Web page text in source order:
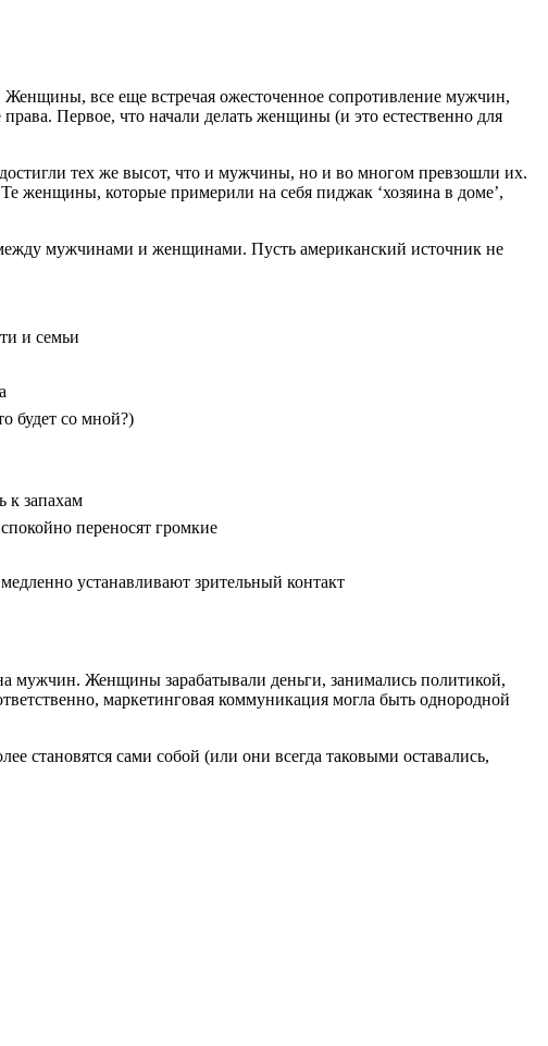
Женщины, все еще встречая ожесточенное сопротивление мужчин,
Первое, что начали делать женщины (и это естественно для
тех же высот, что и мужчины, но и во многом превзошли их.
женщины, которые примерили на себя пиджак ‘хозяина в доме’,
между мужчинами и женщинами. Пусть американский источник не
и семьи
будет со мной?)
к запахам
переносят громкие
устанавливают зрительный контакт
мужчин. Женщины зарабатывали деньги, занимались политикой,
маркетинговая коммуникация могла быть однородной
становятся сами собой (или они всегда таковыми оставались,